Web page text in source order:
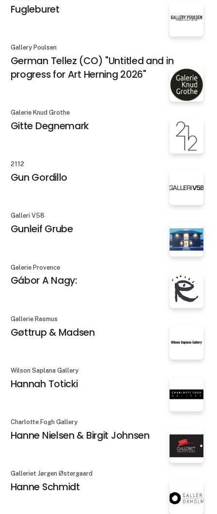
Fugleburet
Gallery Poulsen
German Tellez (CO) "Untitled and in
progress for Art Herning 2026"
Galerie Knud Grothe
Gitte Degnemark
2112
Gun Gordillo
Galleri V58
Gunleif Grube
Galerie Provence
Gábor A Nagy:
Gallerie Rasmus
Gøttrup & Madsen
Wilson Saplana Gallery
Hannah Toticki
Charlotte Fogh Gallery
Hanne Nielsen & Birgit Johnsen
Galleriet Jørgen Østergaard
Hanne Schmidt